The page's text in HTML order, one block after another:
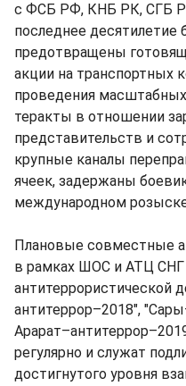
с ФСБ РФ, КНБ РК, СГБ
последнее
предотвращены
акции на транспортных
проведения
теракты в отношении
представительств и
крупные каналы
ячеек, задержаны
международном
Плановые совместные
в рамках ШОС и АТЦ СНГ
антитеррористической
антитеррор–2018",
регулярно и служат
достигнутого уровня